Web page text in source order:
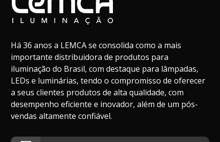
Há 36 anos a LEMCA se consolida como a mais
importante distribuidora de produtos para
iluminação do Brasil, com destaque para lâmpadas,
LEDs e luminárias, tendo o compromisso de oferecer
a seus clientes produtos de alta qualidade, com
desempenho eficiente e inovador, além de um pós-
vendas altamente confiável.